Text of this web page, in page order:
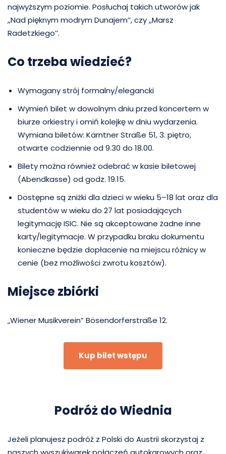
najwyższym poziomie. Posłuchaj takich utworów jak
,,Nad pięknym modrym Dunajem’’, czy ,,Marsz
Radetzkiego’’.
Co trzeba wiedzieć?
Wymagany strój formalny/elegancki
Wymień bilet w dowolnym dniu przed koncertem w
biurze orkiestry i omiń kolejkę w dniu wydarzenia.
Wymiana biletów: Kärntner Straße 51, 3. piętro,
otwarte codziennie od 9.30 do 18.00.
Bilety można również odebrać w kasie biletowej
(Abendkasse) od godz. 19.15.
Dostępne są zniżki dla dzieci w wieku 5–18 lat oraz dla
studentów w wieku do 27 lat posiadających
legitymację ISIC. Nie są akceptowane żadne inne
karty/legitymacje. W przypadku braku dokumentu
konieczne będzie dopłacenie na miejscu różnicy w
cenie (bez możliwości zwrotu kosztów).
Miejsce zbiórki
„Wiener Musikverein” Bösendorferstraße 12.
Kup bilet wstępu
Podróż do Wiednia
Jeżeli planujesz podróż z Polski do Austrii skorzystaj z